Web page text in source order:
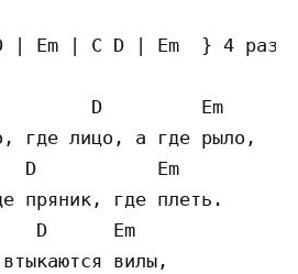
| Em | C D | Em  } 4 раза
D         Em
где лицо, а где рыло,
D           Em
пряник, где плеть.
D      Em
вилы,